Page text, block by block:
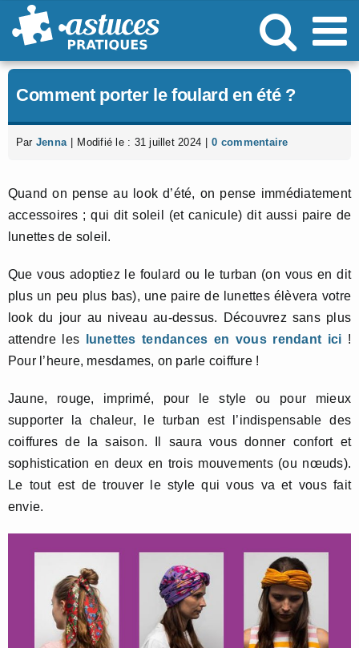
Passer
au
Comment porter le foulard en été ?
Par Jenna Modifié le : 31 juillet 2024 0 commentaire
Quand on pense au look d’été, on pense immédiatement
accessoires ; qui dit soleil (et canicule) dit aussi paire de
lunettes de soleil.
Que vous adoptiez le foulard ou le turban (on vous en dit
plus un peu plus bas), une paire de lunettes élèvera votre
look du jour au niveau au-dessus. Découvrez sans plus
attendre les
lunettes tendances en vous rendant ici !
Pour l’heure, mesdames, on parle coiffure !
Jaune, rouge, imprimé, pour le style ou pour mieux
supporter la chaleur, le turban est l’indispensable des
coiffures de la saison. Il saura vous donner confort et
sophistication en deux en trois mouvements (ou nœuds).
Le tout est de trouver le style qui vous va et vous fait
envie.